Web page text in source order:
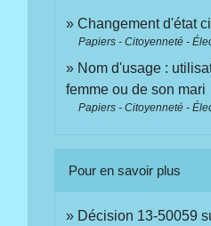
Changement d'état
Papiers - Citoyenneté -
Nom d'usage :
femme ou de son mari
Papiers - Citoyenneté -
Pour en savoir plus
Décision 13-50059